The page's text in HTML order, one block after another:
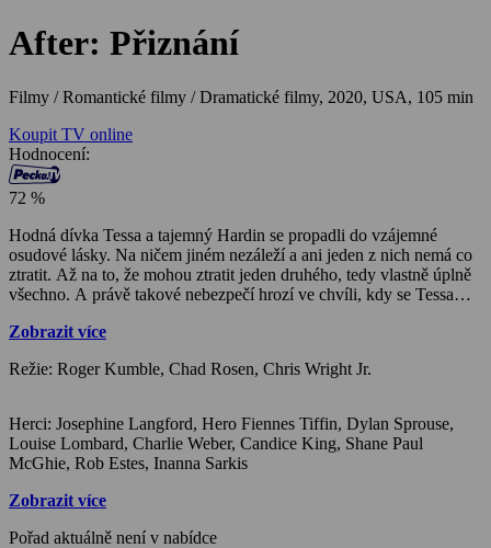
After: Přiznání
Filmy / Romantické filmy / Dramatické filmy, 2020, USA, 105 min
Koupit TV online
Hodnocení:
72 %
Hodná dívka Tessa a tajemný Hardin se propadli do vzájemné
osudové lásky. Na ničem jiném nezáleží a ani jeden z nich nemá co
ztratit. Až na to, že mohou ztratit jeden druhého, tedy vlastně úplně
všechno. A právě takové nebezpečí hrozí ve chvíli, kdy se Tessa
ošklivé tajemství z minulosti.
Zobrazit více
Režie: Roger Kumble, Chad Rosen, Chris Wright Jr.
Herci: Josephine Langford, Hero Fiennes Tiffin, Dylan Sprouse,
Louise Lombard, Charlie Weber, Candice King, Shane Paul
McGhie, Rob Estes, Inanna Sarkis
Zobrazit více
Pořad aktuálně není v nabídce